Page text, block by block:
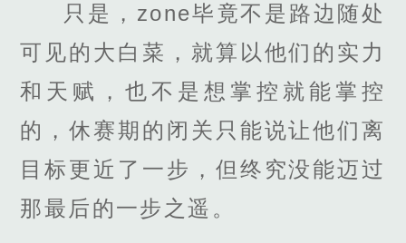
只是，zone毕竟不是路边随处
可见的大白菜，就算以他们的实力
和天赋，也不是想掌控就能掌控
的，休赛期的闭关只能说让他们离
目标更近了一步，但终究没能迈过
那最后的一步之遥。